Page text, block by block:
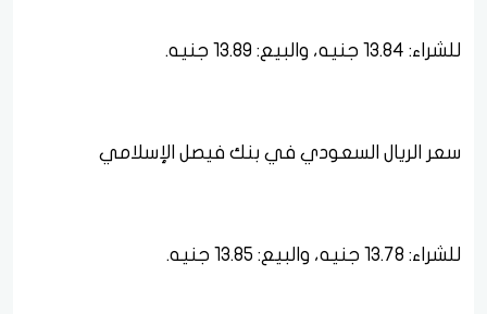
للشراء: 13.84 جنيه، والبيع: 13.89 جنيه.
سعر الريال السعودي في بنك فيصل الإسلامي
للشراء: 13.78 جنيه، والبيع: 13.85 جنيه.